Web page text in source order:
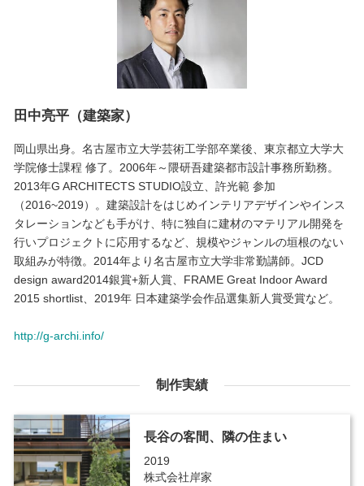
田中亮平（建築家）
岡山県出身。名古屋市立大学芸術工学部卒業後、東京都立大学大
学院修士課程 修了。2006年～隈研吾建築都市設計事務所勤務。
2013年G ARCHITECTS STUDIO設立、許光範 参加
（2016~2019）。建築設計をはじめインテリアデザインやインス
タレーションなども手がけ、特に独自に建材のマテリアル開発を
行いプロジェクトに応用するなど、規模やジャンルの垣根のない
取組みが特徴。2014年より名古屋市立大学非常勤講師。JCD
design award2014銀賞+新人賞、FRAME Great Indoor Award
2015 shortlist、2019年 日本建築学会作品選集新人賞受賞など。
http://g-archi.info/
制作実績
長谷の客間、隣の住まい
2019
株式会社岸家